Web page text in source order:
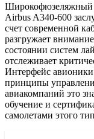
Широкофюзеляжный
Airbus A340-600
счет современной
разгружает
состоянии систем
отслеживает
Интерфейс
принципы
авиакомпаний это
обучение и
самолетами этого